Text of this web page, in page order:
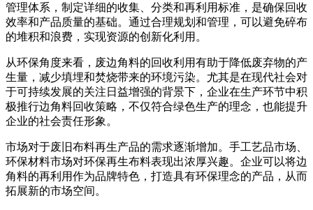
管理体系，制定详细的收集、分类和再利用标准，是确保回收
效率和产品质量的基础。通过合理规划和管理，可以避免碎布
的堆积和浪费，实现资源的创新化利用。
从环保角度来看，废边角料的回收利用有助于降低废弃物的产
生量，减少填埋和焚烧带来的环境污染。尤其是在现代社会对
于可持续发展的关注日益增强的背景下，企业在生产环节中积
极推行边角料回收策略，不仅符合绿色生产的理念，也能提升
企业的社会责任形象。
市场对于废旧布料再生产品的需求逐渐增加。手工艺品市场、
环保材料市场对环保再生布料表现出浓厚兴趣。企业可以将边
角料的再利用作为品牌特色，打造具有环保理念的产品，从而
拓展新的市场空间。